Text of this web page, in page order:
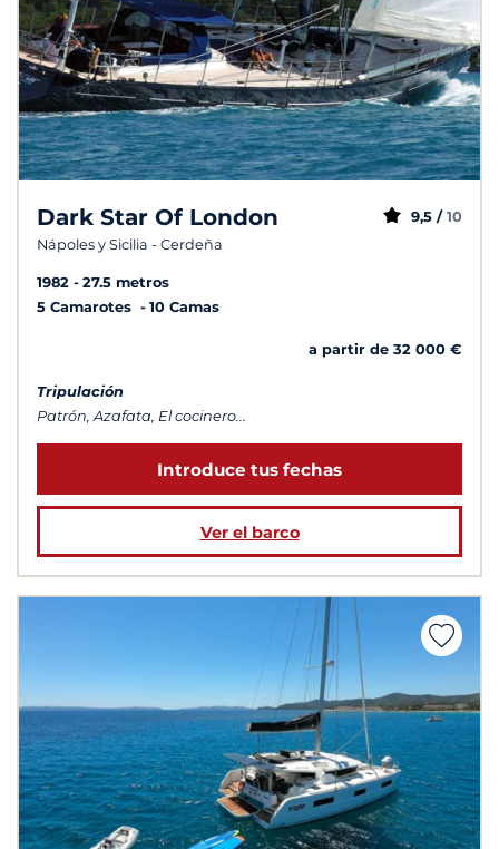
Dark Star Of London
Nápoles y Sicilia - Cerdeña
9,5 / 10
1982
27.5 metros
5 Camarotes
10 Camas
a partir de 32 000 €
Tripulación
Patrón, Azafata, El cocinero...
Introduce tus fechas
Ver el barco